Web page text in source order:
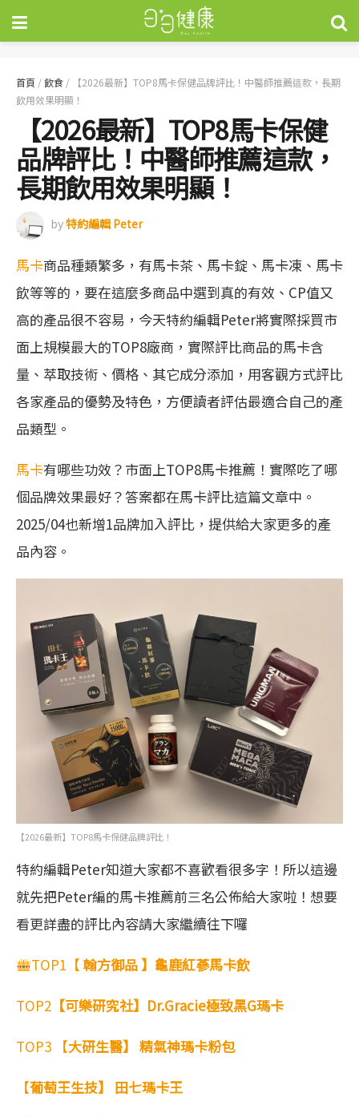
首頁 /飲食 /
【2026最新】TOP8馬卡保健品牌評比！中醫師推薦這款，長期
飲用效果明顯！
【2026最新】TOP8馬卡保健
品牌評比！中醫師推薦這款，
長期飲用效果明顯！
by特約編輯 Peter
馬卡商品種類繁多，有馬卡茶、馬卡錠、馬卡凍、馬卡
飲等等的，要在這麼多商品中選到真的有效、CP值又
高的產品很不容易，今天特約編輯Peter將實際採買市
面上規模最大的TOP8廠商，實際評比商品的馬卡含
量、萃取技術、價格、其它成分添加，用客觀方式評比
各家產品的優勢及特色，方便讀者評估最適合自己的產
品類型。
馬卡有哪些功效？市面上TOP8馬卡推薦！實際吃了哪
個品牌效果最好？答案都在馬卡評比這篇文章中。
2025/04也新增1品牌加入評比，提供給大家更多的產
品內容。
【2026最新】TOP8馬卡保健品牌評比！
特約編輯Peter知道大家都不喜歡看很多字！所以這邊
就先把Peter編的馬卡推薦前三名公佈給大家啦！想要
看更詳盡的評比內容請大家繼續往下囉
TOP1【翰方御品 】龜鹿紅蔘馬卡飲
TOP2 【可樂研究社】Dr.Gracie極致黑G瑪卡
TOP3 【大研生醫】 精氣神瑪卡粉包
【葡萄王生技】 田七瑪卡王